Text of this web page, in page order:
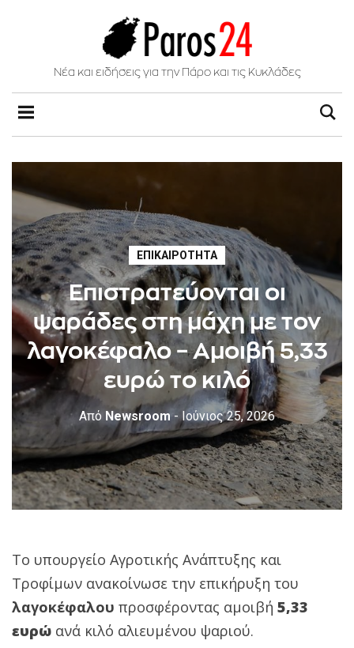
Νέα και ειδήσεις για την Πάρο και τις Κυκλάδες
ΕΠΙΚΑΙΡΌΤΗΤΑ
Επιστρατεύονται οι
ψαράδες στη μάχη με τον
λαγοκέφαλο – Αμοιβή 5,33
ευρώ το κιλό
Από Newsroom - Ιούνιος 25, 2026
Το υπουργείο Αγροτικής Ανάπτυξης και
Τροφίμων ανακοίνωσε την επικήρυξη του
λαγοκέφαλου προσφέροντας αμοιβή 5,33
ευρώ ανά κιλό αλιευμένου ψαριού.